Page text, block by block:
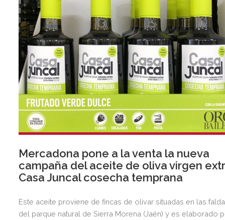
Mercadona pone a la venta la nueva
campaña del aceite de oliva virgen
Casa Juncal cosecha temprana
Este aceite proviene de fincas de olivar situadas en las
del parque natural de Sierra Morena (Jaén) y es elaborado